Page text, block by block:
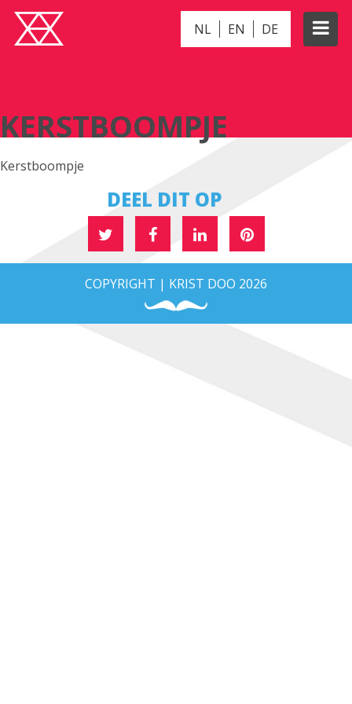
NL EN DE
KERSTBOOMPJE
Kerstboompje
DEEL DIT OP
COPYRIGHT | KRIST DOO 2026